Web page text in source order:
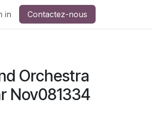
in Contactez-nous
Orchestra
Nov081334